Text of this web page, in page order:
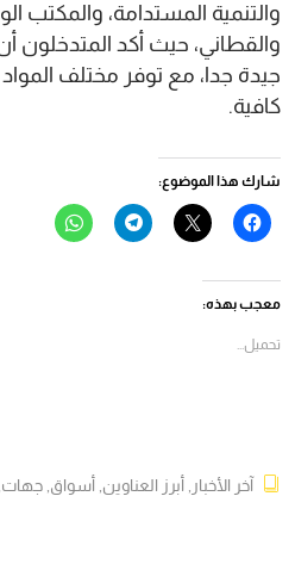
والتنمية المستدامة، والمكتب
والقطاني، حيث أكد المتدخلون
جيدة جدا، مع توفر مختلف
كافية.
شارك هذا الموضوع:
انقر
للمشاركة
(فتح
في
نافذة
النقر
للمشاركة
انقر
للمشاركة
انقر
للمشاركة
معجب بهذه:
تحميل...
آخر الأخبار أبرز العناوين أسواق جهات